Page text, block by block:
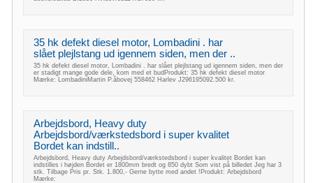
35 hk defekt diesel motor, Lombadini . har
slået plejlstang ud igennem siden, men der ..
35 hk defekt diesel motor, Lombadini . har slået plejlstang ud igennem siden, men der
er stadigt mange gode dele, kom med et budProdukt: 35 hk defekt diesel motor
Mærke: LombadiniMartin P.åbovej 558462 Harlev J296195092.500 kr.
Arbejdsbord, Heavy duty
Arbejdsbord/værkstedsbord i super kvalitet
Bordet kan indstill..
Arbejdsbord, Heavy duty Arbejdsbord/værkstedsbord i super kvalitet Bordet kan
indstilles i højden Bordet er 1800mm bredt og 850 dybt Som vist på billedet Jeg har 3
stk. Tilbage Pris pr. Stk. 1.800,- Gerne bytte med andet !Produkt: Arbejdsbord
Mærke: